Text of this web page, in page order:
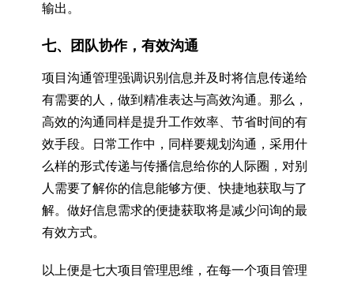
输出。
七、团队协作，有效沟通
项目沟通管理强调识别信息并及时将信息传递给
有需要的人，做到精准表达与高效沟通。那么，
高效的沟通同样是提升工作效率、节省时间的有
效手段。日常工作中，同样要规划沟通，采用什
么样的形式传递与传播信息给你的人际圈，对别
人需要了解你的信息能够方便、快捷地获取与了
解。做好信息需求的便捷获取将是减少问询的最
有效方式。
以上便是七大项目管理思维，在每一个项目管理